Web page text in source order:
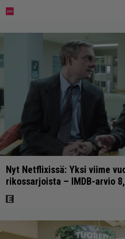
Nyt Netflixissä: Yksi viime
rikossarjoista – IMDB-arvio